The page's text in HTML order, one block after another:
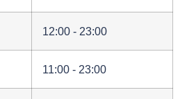
12:00 - 23:00
11:00 - 23:00